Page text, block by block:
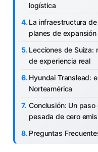
logística
La infraestructura
planes de expansión
Lecciones de Suiza:
de experiencia real
Hyundai Translead:
Norteamérica
Conclusión: Un
pesada de cero
Preguntas